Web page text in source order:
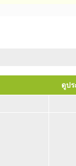
ดูปร